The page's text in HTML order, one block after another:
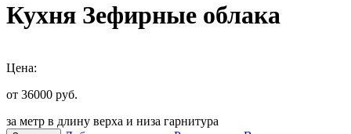
Кухня Зефирные облака
Цена:
от 36000 руб.
за метр в длину верха и низа гарнитура